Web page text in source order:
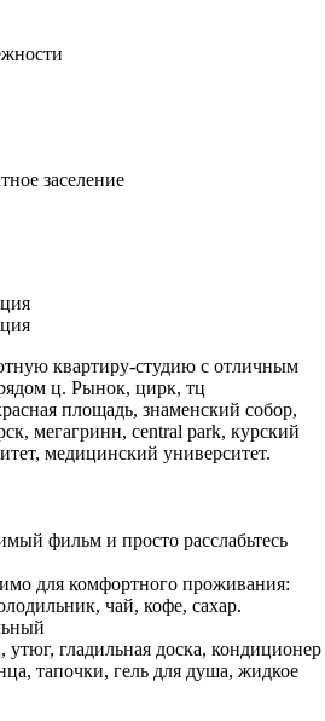
заселение
квартиру-студию с отличным
ц. Рынок, цирк, тц
площадь, знаменский собор,
мегагринн, central park, курский
медицинский университет.
фильм и просто расслабьтесь
для комфортного проживания:
чай, кофе, сахар.
гладильная доска, кондиционер
тапочки, гель для душа, жидкое